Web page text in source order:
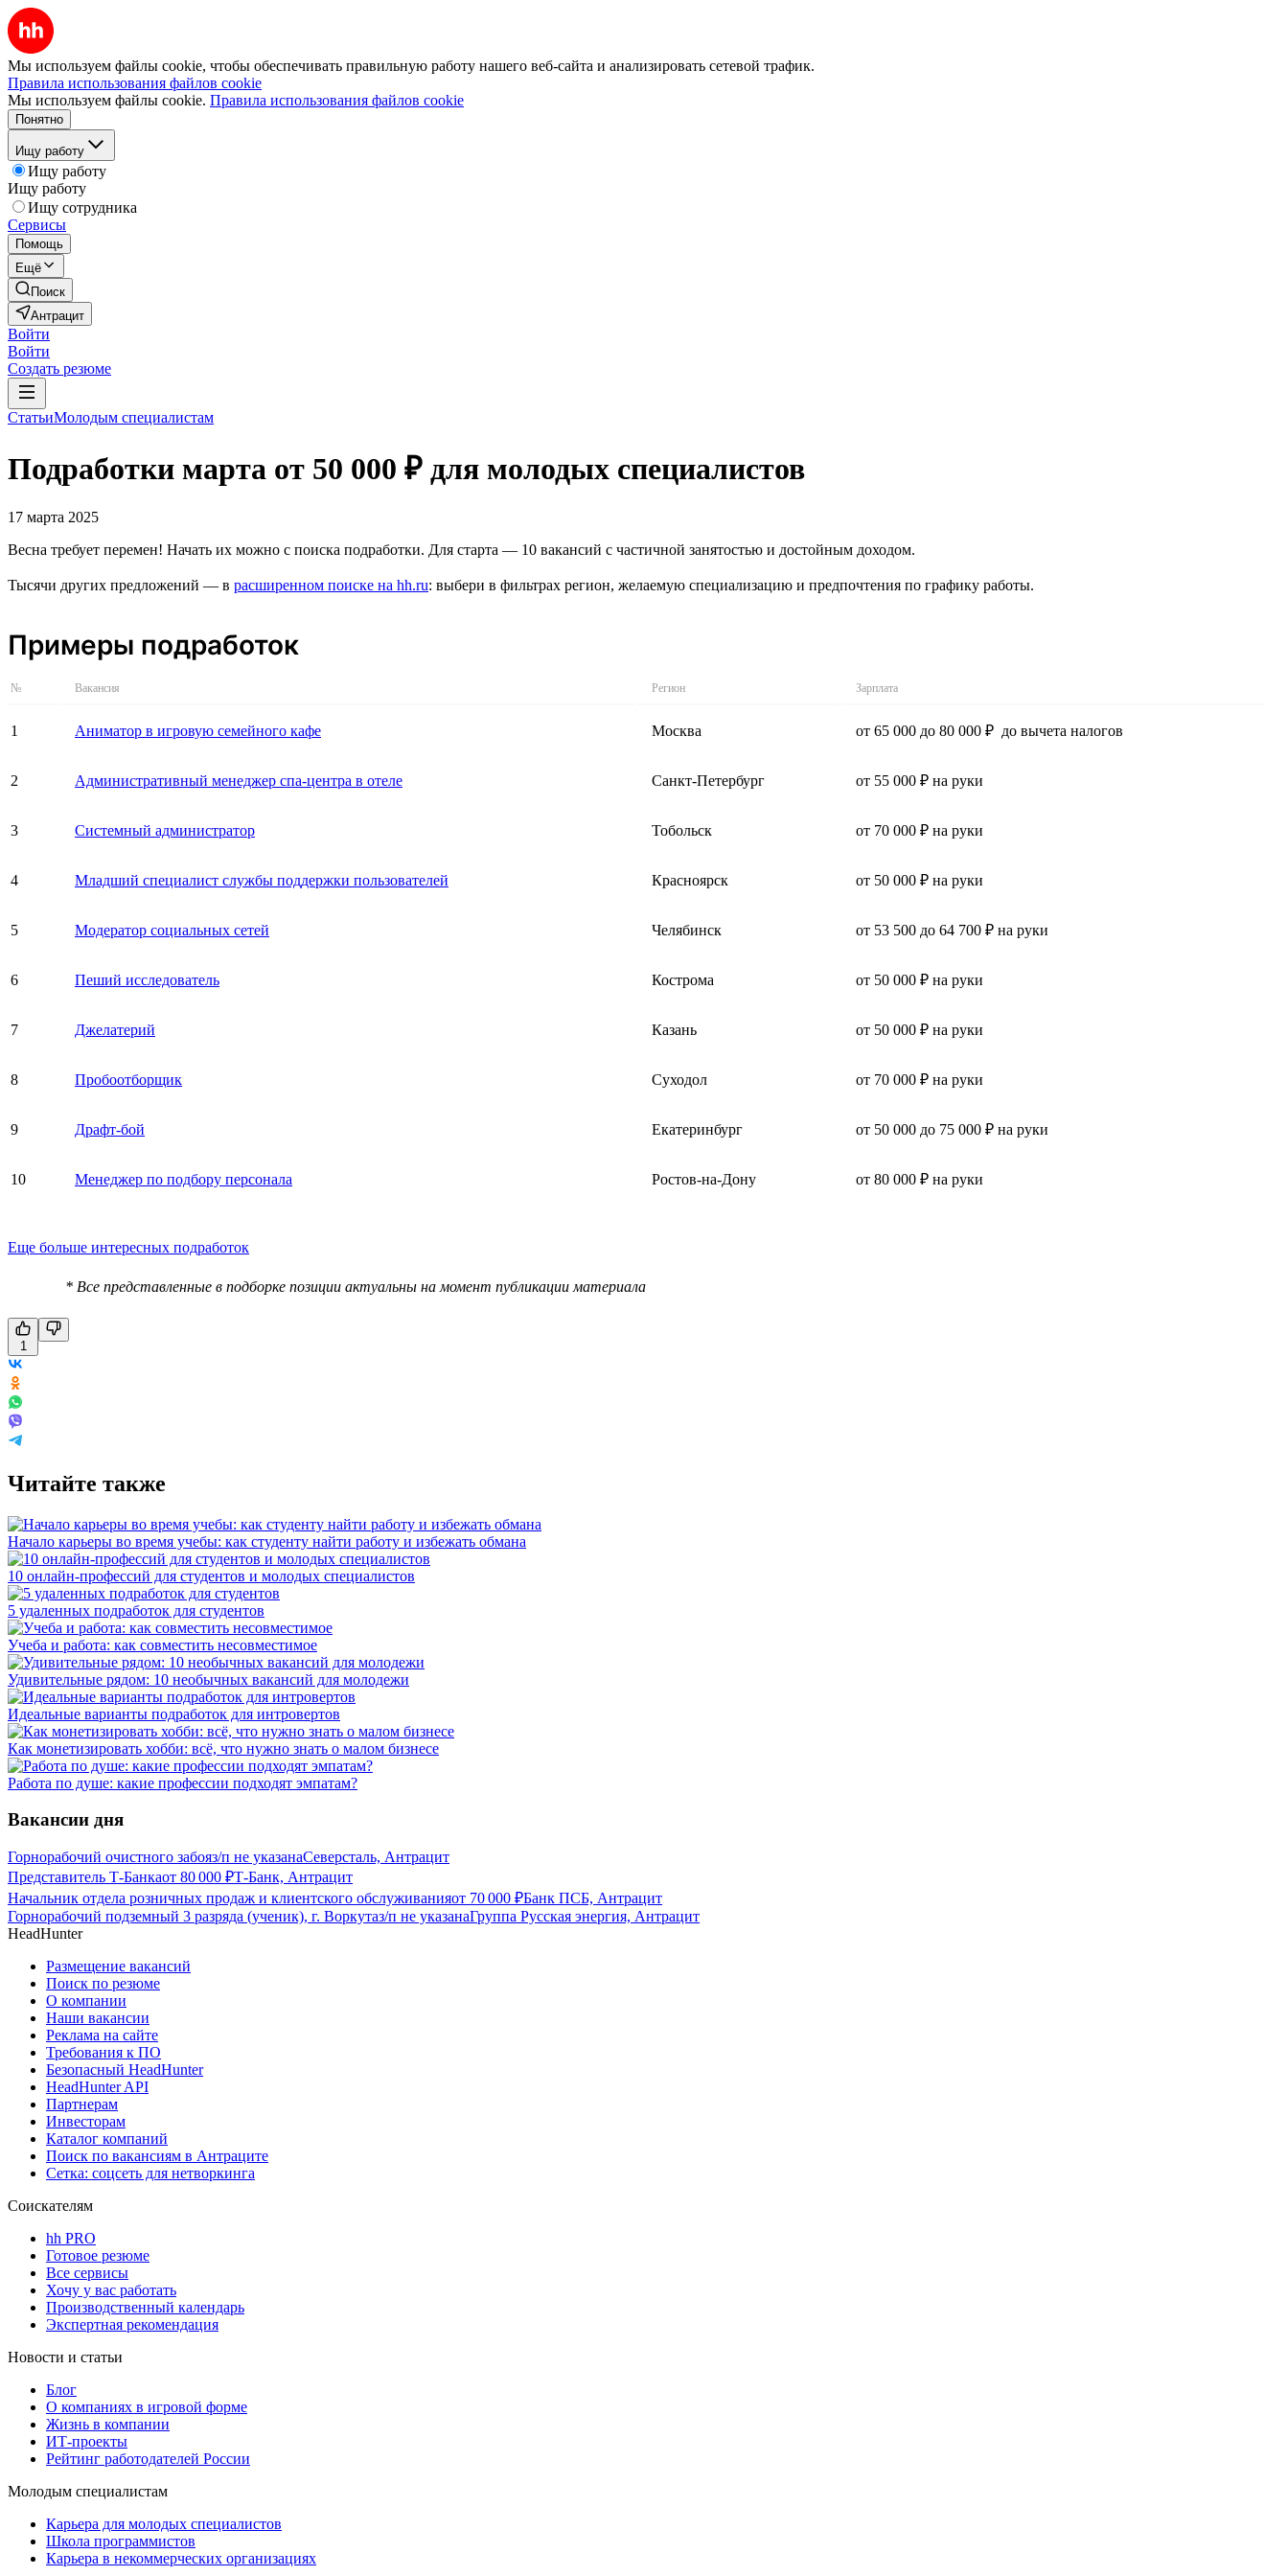
Мы используем файлы cookie, чтобы обеспечивать правильную работу нашего веб-сайта и анализировать сетевой трафик.
Правила использования файлов cookie
Мы используем файлы cookie. Правила использования файлов cookie
Понятно
Ищу работу
Ищу работу
Ищу работу
Ищу сотрудника
Сервисы
Помощь
Ещё
Поиск
Антрацит
Войти
Войти
Создать резюме
СтатьиМолодым специалистам
Подработки марта от 50 000 ₽ для молодых специалистов
17 марта 2025
Весна требует перемен! Начать их можно с поиска подработки. Для старта — 10 вакансий с частичной занятостью и достойным доходом.
Тысячи других предложений — в расширенном поиске на hh.ru: выбери в фильтрах регион, желаемую специализацию и предпочтения по графику работы.
Примеры подработок
№ Вакансия Регион Зарплата
1 Аниматор в игровую семейного кафе Москва от 65 000 до 80 000 ₽ до вычета налогов
2 Административный менеджер спа-центра в отеле Санкт-Петербург от 55 000 ₽ на руки
3 Системный администратор Тобольск от 70 000 ₽ на руки
4 Младший специалист службы поддержки пользователей Красноярск от 50 000 ₽ на руки
5 Модератор социальных сетей Челябинск от 53 500 до 64 700 ₽ на руки
6 Пеший исследователь Кострома от 50 000 ₽ на руки
7 Джелатерий Казань от 50 000 ₽ на руки
8 Пробоотборщик Суходол от 70 000 ₽ на руки
9 Драфт-бой Екатеринбург от 50 000 до 75 000 ₽ на руки
10 Менеджер по подбору персонала Ростов-на-Дону от 80 000 ₽ на руки
Еще больше интересных подработок
* Все представленные в подборке позиции актуальны на момент публикации материала
1
Читайте также
Начало карьеры во время учебы: как студенту найти работу и избежать обмана
10 онлайн-профессий для студентов и молодых специалистов
5 удаленных подработок для студентов
Учеба и работа: как совместить несовместимое
Удивительные рядом: 10 необычных вакансий для молодежи
Идеальные варианты подработок для интровертов
Как монетизировать хобби: всё, что нужно знать о малом бизнесе
Работа по душе: какие профессии подходят эмпатам?
Вакансии дня
Горнорабочий очистного забояз/п не указанаСеверсталь, Антрацит
Представитель Т-Банкаот 80 000 ₽Т-Банк, Антрацит
Начальник отдела розничных продаж и клиентского обслуживанияот 70 000 ₽Банк ПСБ, Антрацит
Горнорабочий подземный 3 разряда (ученик), г. Воркутаз/п не указанаГруппа Русская энергия, Антрацит
HeadHunter
Размещение вакансий
Поиск по резюме
О компании
Наши вакансии
Реклама на сайте
Требования к ПО
Безопасный HeadHunter
HeadHunter API
Партнерам
Инвесторам
Каталог компаний
Поиск по вакансиям в Антраците
Сетка: соцсеть для нетворкинга
Соискателям
hh PRO
Готовое резюме
Все сервисы
Хочу у вас работать
Производственный календарь
Экспертная рекомендация
Новости и статьи
Блог
О компаниях в игровой форме
Жизнь в компании
ИТ-проекты
Рейтинг работодателей России
Молодым специалистам
Карьера для молодых специалистов
Школа программистов
Карьера в некоммерческих организациях